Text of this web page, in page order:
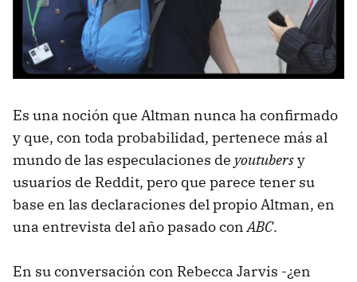
Es una noción que Altman nunca ha confirmado
y que, con toda probabilidad, pertenece más al
mundo de las especulaciones de youtubersy
usuarios de Reddit, pero que parece tener su
base en las declaraciones del propio Altman, en
una entrevista del año pasado conABC.
En su conversación con Rebecca Jarvis -¿en